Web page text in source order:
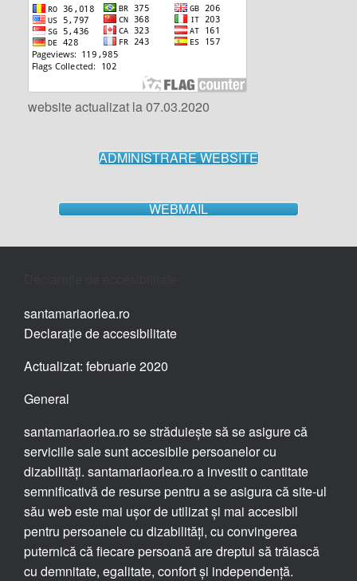
website actualizat la 07.03.2020
ADMINISTRARE WEBSITE
WEBMAIL
santamariaorlea.ro
Declarație de accesibilitate
Actualizat: februarie 2020
General
santamariaorlea.ro se străduiește să se asigure că
serviciile sale sunt accesibile persoanelor cu
dizabilități. santamariaorlea.ro a investit o cantitate
semnificativă de resurse pentru a se asigura că site-ul
său web este mai ușor de utilizat și mai accesibil
pentru persoanele cu dizabilități, cu convingerea
puternică că fiecare persoană are dreptul să trăiască
cu demnitate, egalitate, confort și independență.